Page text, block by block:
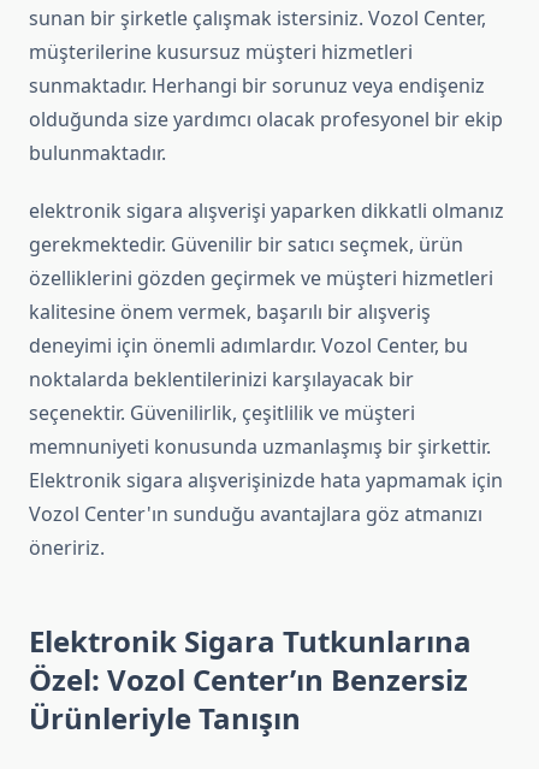
sunan bir şirketle çalışmak istersiniz. Vozol Center,
müşterilerine kusursuz müşteri hizmetleri
sunmaktadır. Herhangi bir sorunuz veya endişeniz
olduğunda size yardımcı olacak profesyonel bir ekip
bulunmaktadır.
elektronik sigara alışverişi yaparken dikkatli olmanız
gerekmektedir. Güvenilir bir satıcı seçmek, ürün
özelliklerini gözden geçirmek ve müşteri hizmetleri
kalitesine önem vermek, başarılı bir alışveriş
deneyimi için önemli adımlardır. Vozol Center, bu
noktalarda beklentilerinizi karşılayacak bir
seçenektir. Güvenilirlik, çeşitlilik ve müşteri
memnuniyeti konusunda uzmanlaşmış bir şirkettir.
Elektronik sigara alışverişinizde hata yapmamak için
Vozol Center'ın sunduğu avantajlara göz atmanızı
öneririz.
Elektronik Sigara Tutkunlarına
Özel: Vozol Center’ın Benzersiz
Ürünleriyle Tanışın